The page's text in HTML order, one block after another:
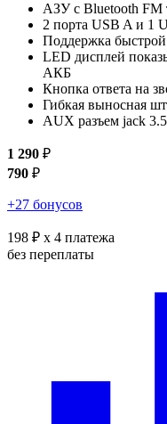
АЗУ с Bluetooth FM
2 порта USB A и 1
Поддержка
LED дисплей
АКБ
Кнопка ответа на
Гибкая выносная
AUX разъем jack
1 290 ₽
790 ₽
+27 бонусов
198 ₽ x 4 платежа
без переплаты